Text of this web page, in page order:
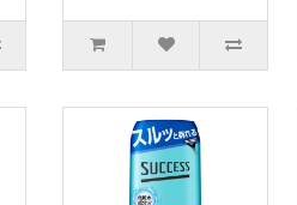
20,5cm 44(22x2)
gab